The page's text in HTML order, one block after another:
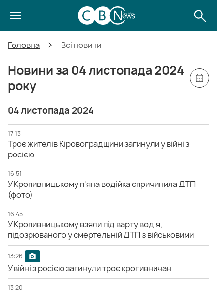
Головна Всі новини
Новини за 04 листопада 2024
року
04 листопада 2024
17:13
Троє жителів Кіровоградщини загинули у війні з
росією
16:51
У Кропивницькому п'яна водійка спричинила ДТП
(фото)
16:45
У Кропивницькому взяли під варту водія,
підозрюваного у смертельній ДТП з військовими
13:26
У війні з росією загинули троє кропивничан
13:20